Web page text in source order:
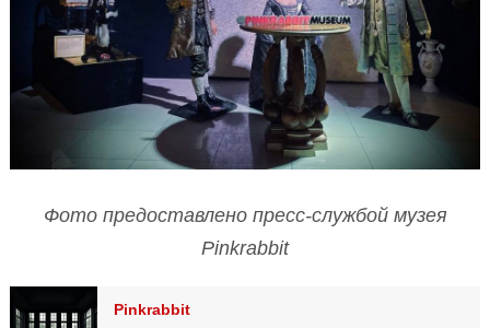
Фото предоставлено пресс-службой музея
Pinkrabbit
Pinkrabbit